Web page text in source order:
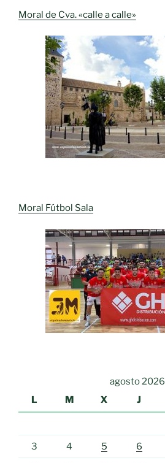
Moral de Cva. «calle a calle»
Moral Fútbol Sala
agosto 2026
L
M X J
3 4 5 6